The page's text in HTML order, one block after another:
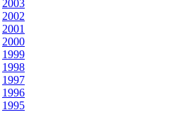
2003
2002
2001
2000
1999
1998
1997
1996
1995